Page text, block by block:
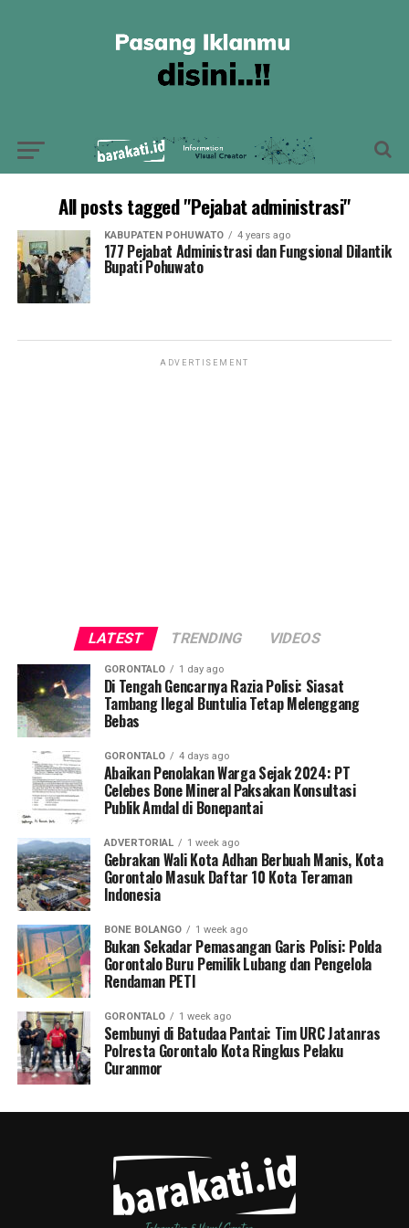
All posts tagged "Pejabat administrasi"
KABUPATEN POHUWATO 4 years ago
177 Pejabat Administrasi dan Fungsional Dilantik
Bupati Pohuwato
ADVERTISEMENT
LATEST TRENDING VIDEOS
GORONTALO 1 day ago
Di Tengah Gencarnya Razia Polisi: Siasat
Tambang Ilegal Buntulia Tetap Melenggang
Bebas
GORONTALO 4 days ago
Abaikan Penolakan Warga Sejak 2024: PT
Celebes Bone Mineral Paksakan Konsultasi
Publik Amdal di Bonepantai
ADVERTORIAL 1 week ago
Gebrakan Wali Kota Adhan Berbuah Manis, Kota
Gorontalo Masuk Daftar 10 Kota Teraman
Indonesia
BONE BOLANGO 1 week ago
Bukan Sekadar Pemasangan Garis Polisi: Polda
Gorontalo Buru Pemilik Lubang dan Pengelola
Rendaman PETI
GORONTALO 1 week ago
Sembunyi di Batudaa Pantai: Tim URC Jatanras
Polresta Gorontalo Kota Ringkus Pelaku
Curanmor